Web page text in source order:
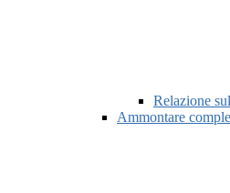
Relazione
Ammontare